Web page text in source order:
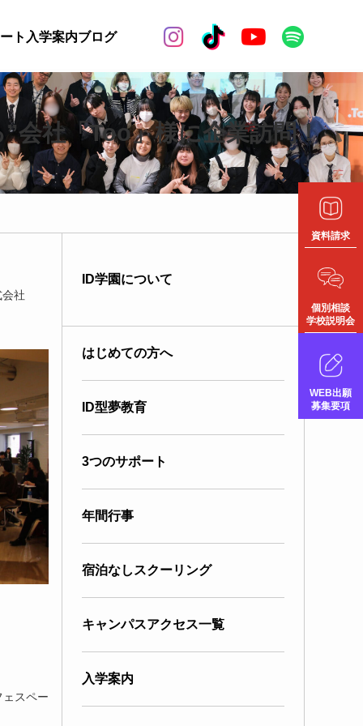
ト 入学案内ブログ  
資料請求
個別相談
学校説明会
WEB出願
募集要項
会社「Too」様に企業訪問！
社
スペー
ID学園について
はじめての方へ
ID型夢教育
3つのサポート
年間行事
宿泊なしスクーリング
キャンパスアクセス一覧
入学案内